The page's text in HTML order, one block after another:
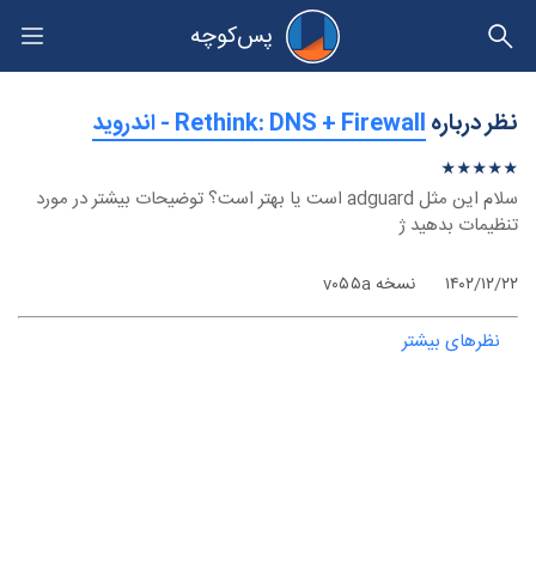
پس‌کوچه
حریم خصوصی
نظر درباره‫Rethink: DNS + Firewall - اندروید
★★★★★
★
★
★
★
★
سلام این مثل adguard است یا بهتر است؟ توضیحات بیشتر در مورد
تنظیمات بدهید ژ
۱۴۰۲/۱۲/۲۲ نسخه v۰۵۵a
نظرهای بیشتر